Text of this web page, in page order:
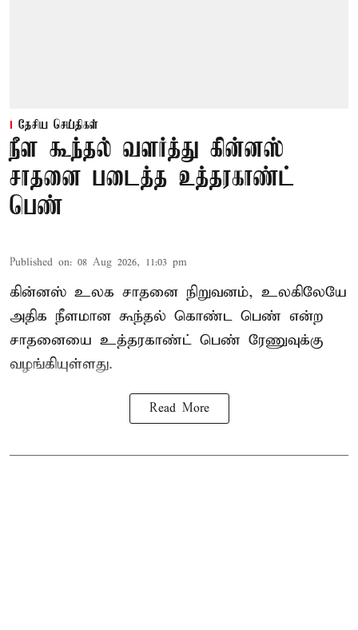
தேசிய செய்திகள்
நீள கூந்தல் வளர்த்து கின்னஸ்
சாதனை படைத்த உத்தரகாண்ட்
பெண்
Published on: 08 Aug 2026, 11:03 pm
கின்னஸ் உலக சாதனை நிறுவனம், உலகிலேயே
அதிக நீளமான கூந்தல் கொண்ட பெண் என்ற
சாதனையை உத்தரகாண்ட் பெண் ரேணுவுக்கு
வழங்கியுள்ளது.
Read More